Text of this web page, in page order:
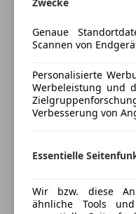
Getönte Scheiben
Lederlenkrad
Lordosenstütze
Luftfederung
Navigationssystem
Sitzheizung
teilb. Rücksitzbank
Tempomat
FINANZIERUNG
Das Fahrzeug ist in
Wurde immer
Werkstatt und ist
• Dachhimmel Schwarz
• Pickerl und Service
• Sommerreifen neu
Mehr anzeigen
Genaue
Scannen von
Personalisierte
Werbeleistung und
Verbesserung von
Essentielle
Wir bzw. diese
ähnliche Tools